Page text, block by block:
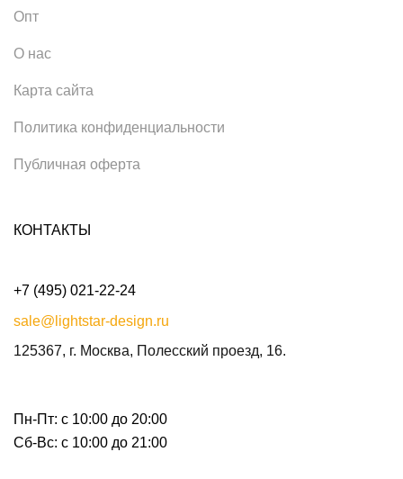
Опт
О нас
Карта сайта
Политика конфиденциальности
Публичная оферта
КОНТАКТЫ
+7 (495) 021-22-24
sale@lightstar-design.ru
125367, г. Москва, Полесский проезд, 16.
Пн-Пт: с 10:00 до 20:00
Сб-Вс: с 10:00 до 21:00